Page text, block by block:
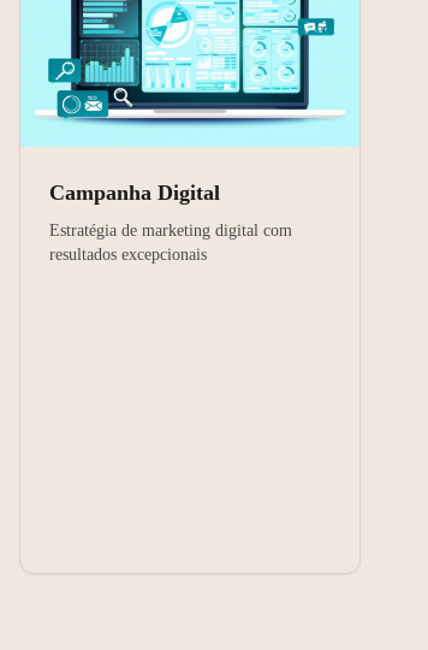
Campanha Digital
Estratégia de marketing digital com
resultados excepcionais